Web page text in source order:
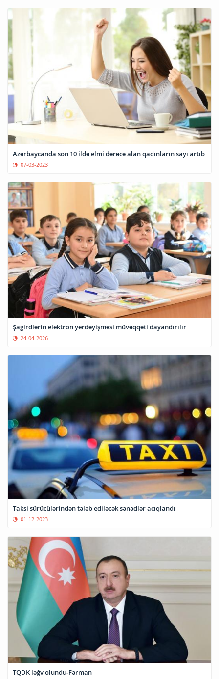
Azərbaycanda son 10 ildə elmi dərəcə alan qadınların sayı artıb
07-03-2023
Şagirdlərin elektron yerdəyişməsi müvəqqəti dayandırılır
24-04-2026
Taksi sürücülərindən tələb ediləcək sənədlər açıqlandı
01-12-2023
TQDK ləğv olundu-Fərman